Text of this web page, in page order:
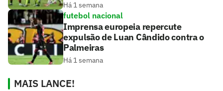
Há 1 semana
futebol nacional
Imprensa europeia repercute
expulsão de Luan Cândido contra o
Palmeiras
Há 1 semana
MAIS LANCE!